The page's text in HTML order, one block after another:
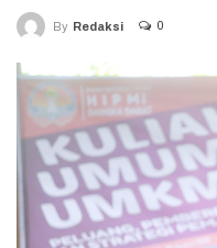
By Redaksi 0